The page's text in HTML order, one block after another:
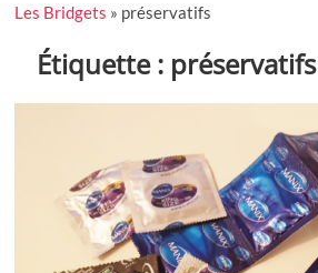
Les Bridgets » préservatifs
Étiquette : préservatifs